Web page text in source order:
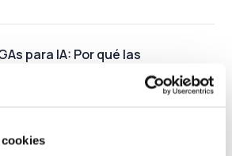
para IA: Por qué las
de IA impulsan la